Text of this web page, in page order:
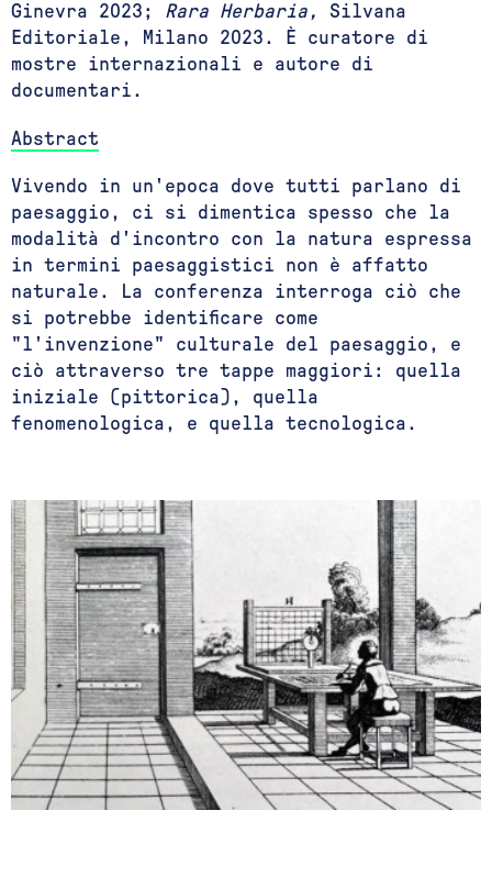
Ginevra 2023; Rara Herbaria,
Silvana
Editoriale, Milano 2023. È curatore di
mostre internazionali e autore di
documentari.
Abstract
Vivendo in un'epoca dove tutti parlano di
paesaggio, ci si dimentica spesso che la
modalità d'incontro con la natura espressa
in termini paesaggistici non è affatto
naturale. La conferenza interroga ciò che
si potrebbe identificare come
"l'invenzione" culturale del paesaggio, e
ciò attraverso tre tappe maggiori: quella
iniziale (pittorica), quella
fenomenologica, e quella tecnologica.